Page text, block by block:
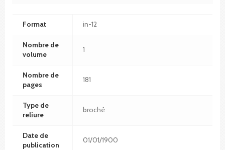
Format in-12
Nombre de
volume
1
Nombre de
pages
181
Type de
reliure
broché
Date de
publication
01/01/1900